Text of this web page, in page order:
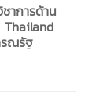
าการด้าน
Thailand
รณรัฐ